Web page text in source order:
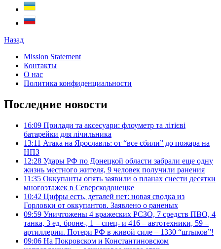
Назад
Mission Statement
Контакты
О нас
Политика конфиденциальности
Последние новости
16:09 Прилади та аксесуари: флоуметр та літієві
батарейки для лічильника
13:11 Атака на Ярославль: от “все сбили” до пожара на
НПЗ
12:28 Удары РФ по Донецкой области забрали еще одну
жизнь местного жителя, 9 человек получили ранения
11:35 Оккупанты опять заявили о планах снести десятки
многоэтажек в Северскодонецке
10:42 Цифры есть, деталей нет: новая сводка из
Горловки от оккупантов. Заявлено о раненых
09:59 Уничтожены 4 вражеских РСЗО, 7 средств ПВО, 4
танка, 3 ед. броне-, 1 – спец- и 416 – автотехники, 59 –
артиллерии. Потери РФ в живой силе – 1330 “штыков”!
09:06 На Покровском и Константиновском